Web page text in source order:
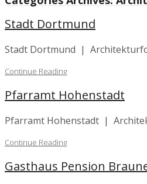
Stadt Dortmund
Stadt Dortmund |
Continue Reading
Pfarramt Hohenstadt
Pfarramt Hohenstadt |
Continue Reading
Gasthaus Pension